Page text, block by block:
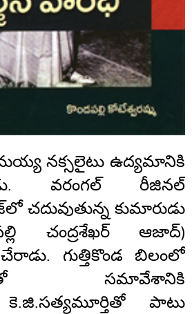
నక్సలైటు ఉద్యమానికి
వరంగల్ రీజినల్
చదువుతున్న కుమారుడు
చంద్రశేఖర్ ఆజాద్)
గుత్తికొండ బిలంలో
సమావేశానికి
పాటు